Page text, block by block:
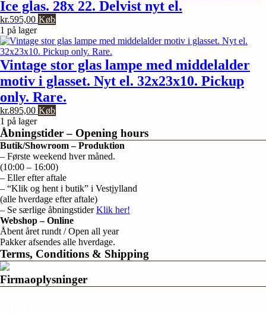
Ice glas. 28x 22. Delvist nyt el.
kr.595,00 Køb
1 på lager
Vintage stor glas lampe med middelalder
motiv i glasset. Nyt el. 32x23x10. Pickup
only. Rare.
kr.895,00 Køb
1 på lager
Åbningstider – Opening hours
Butik/Showroom – Produktion
– Første weekend hver måned.
(10:00 – 16:00)
– Eller efter aftale
– “Klik og hent i butik” i Vestjylland
(alle hverdage efter aftale)
– Se særlige åbningstiderKlik her!
Webshop – Online
Åbent året rundt / Open all year
Pakker afsendes alle hverdage.
Terms, Conditions & Shipping
Firmaoplysninger